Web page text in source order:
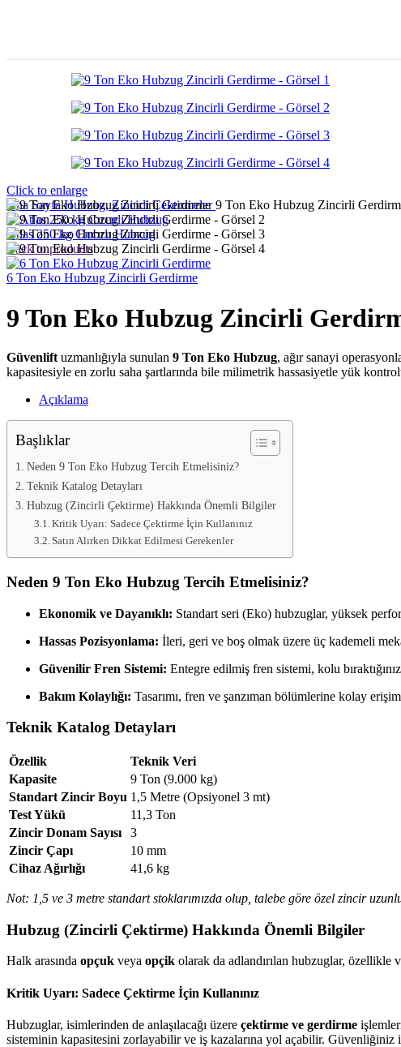
Click to enlarge
Ana SayfaHubzug, Zincirli Çektirmeler9 Ton Eko Hubzug Zincirli
Atlas 250 kg Cırcırlı Hubzug
Back to products
6 Ton Eko Hubzug Zincirli Gerdirme
9 Ton Eko Hubzug Zincirli
Güvenlift uzmanlığıyla sunulan 9 Ton Eko Hubzug, ağır sanayi
kapasitesiyle en zorlu saha şartlarında bile milimetrik hassasiyetle yük
Açıklama
Başlıklar
Neden 9 Ton Eko Hubzug Tercih Etmelisiniz?
Teknik Katalog Detayları
Hubzug (Zincirli Çektirme) Hakkında Önemli Bilgiler
Kritik Uyarı: Sadece Çektirme İçin Kullanınız
Satın Alırken Dikkat Edilmesi Gerekenler
Neden 9 Ton Eko Hubzug Tercih Etmelisiniz?
Ekonomik ve Dayanıklı: Standart seri (Eko) hubzuglar, yüksek
Hassas Pozisyonlama: İleri, geri ve boş olmak üzere üç kademeli
Güvenilir Fren Sistemi: Entegre edilmiş fren sistemi, kolu
Bakım Kolaylığı: Tasarımı, fren ve şanzıman bölümlerine kolay
Teknik Katalog Detayları
Özellik
Teknik Veri
Kapasite
9 Ton (9.000 kg)
Standart Zincir Boyu 1,5 Metre (Opsiyonel 3 mt)
Test Yükü
11,3 Ton
Zincir Donam Sayısı
3
Zincir Çapı
10 mm
Cihaz Ağırlığı
41,6 kg
Not: 1,5 ve 3 metre standart stoklarımızda olup, talebe göre özel zincir
Hubzug (Zincirli Çektirme) Hakkında Önemli Bilgiler
Halk arasında opçuk veya opçik olarak da adlandırılan hubzuglar, özellikle
Kritik Uyarı: Sadece Çektirme İçin Kullanınız
Hubzuglar, isimlerinden de anlaşılacağı üzere çektirme ve gerdirme
sisteminin kapasitesini zorlayabilir ve iş kazalarına yol açabilir.